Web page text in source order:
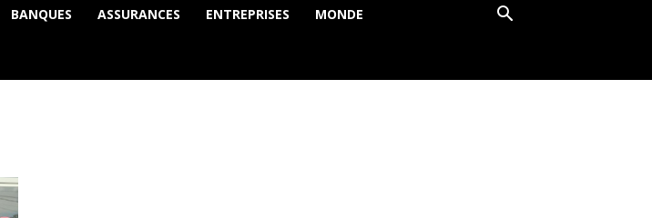
BANQUES ASSURANCES ENTREPRISES MONDE